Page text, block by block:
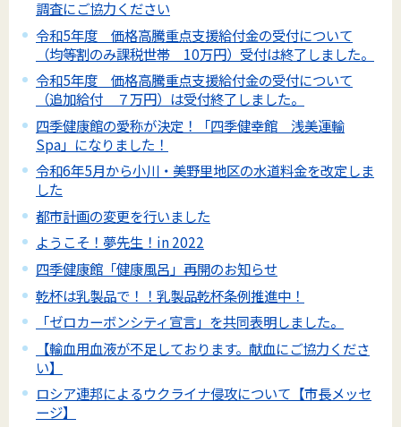
調査にご協力ください
令和5年度 価格高騰重点支援給付金の受付について
（均等割のみ課税世帯 10万円）受付は終了しました。
令和5年度 価格高騰重点支援給付金の受付について
（追加給付 ７万円）は受付終了しました。
四季健康館の愛称が決定！「四季健幸館 浅美運輸
Spa」になりました！
令和6年5月から小川・美野里地区の水道料金を改定しま
した
都市計画の変更を行いました
ようこそ！夢先生！in 2022
四季健康館「健康風呂」再開のお知らせ
乾杯は乳製品で！！乳製品乾杯条例推進中！
「ゼロカーボンシティ宣言」を共同表明しました。
【輸血用血液が不足しております。献血にご協力くださ
い】
ロシア連邦によるウクライナ侵攻について【市長メッセ
ージ】